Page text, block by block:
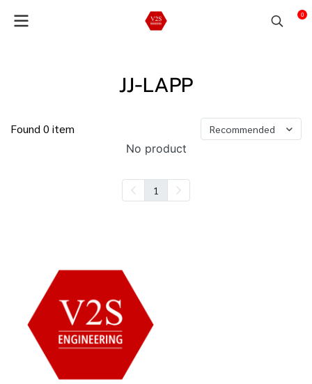
0
JJ-LAPP
Found 0 item Recommended
No product
1